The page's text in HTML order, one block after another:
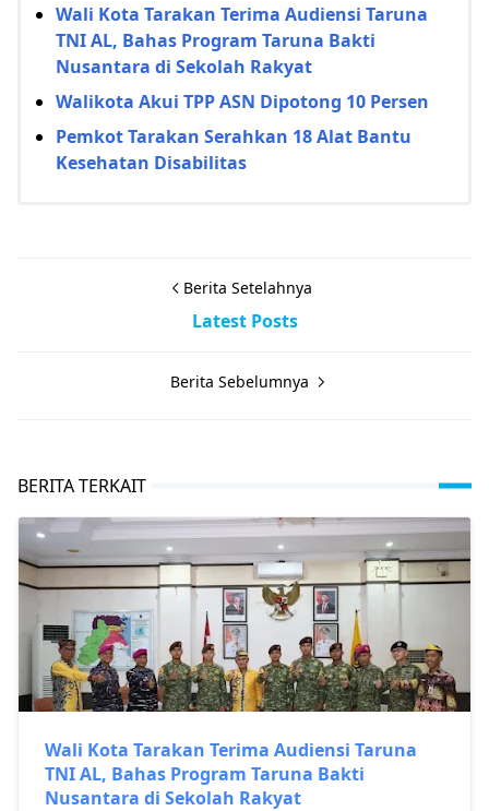
Wali Kota Tarakan Terima Audiensi Taruna
TNI AL, Bahas Program Taruna Bakti
Nusantara di Sekolah Rakyat
Walikota Akui TPP ASN Dipotong 10 Persen
Pemkot Tarakan Serahkan 18 Alat Bantu
Kesehatan Disabilitas
Berita Setelahnya
Latest Posts
Berita Sebelumnya
BERITA TERKAIT
Wali Kota Tarakan Terima Audiensi Taruna
TNI AL, Bahas Program Taruna Bakti
Nusantara di Sekolah Rakyat